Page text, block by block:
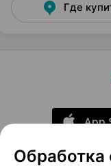
Где
Обработка